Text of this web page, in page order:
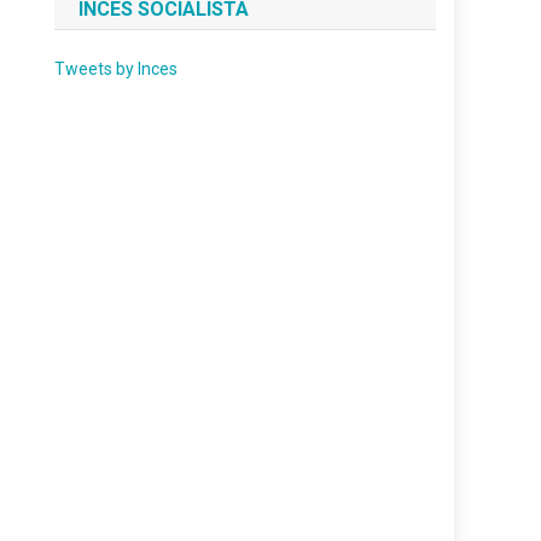
INCES SOCIALISTA
Tweets by Inces